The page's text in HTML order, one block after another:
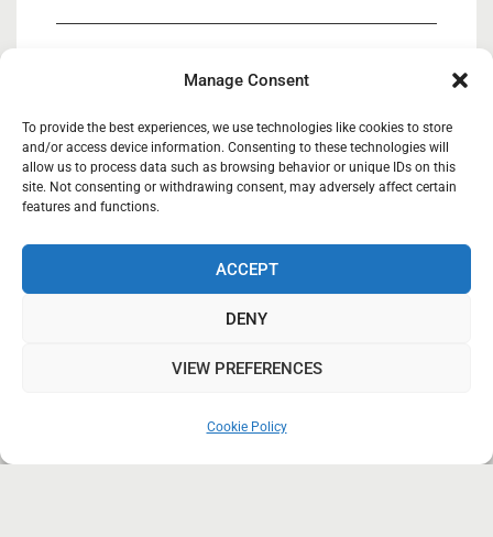
Manage Consent
To provide the best experiences, we use technologies like cookies to store
and/or access device information. Consenting to these technologies will
allow us to process data such as browsing behavior or unique IDs on this
site. Not consenting or withdrawing consent, may adversely affect certain
features and functions.
ACCEPT
DENY
VIEW PREFERENCES
Cookie Policy
05/02/2026
Κάσιος Κοιν.Σ.Επ 27/03/2025
Κάσιος Κοινωνική Συνεταιριστική Επιχείρηση.
Copyright © 2018-2019